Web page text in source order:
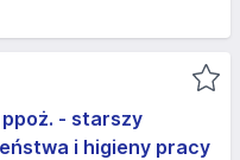
- starszy
i higieny pracy